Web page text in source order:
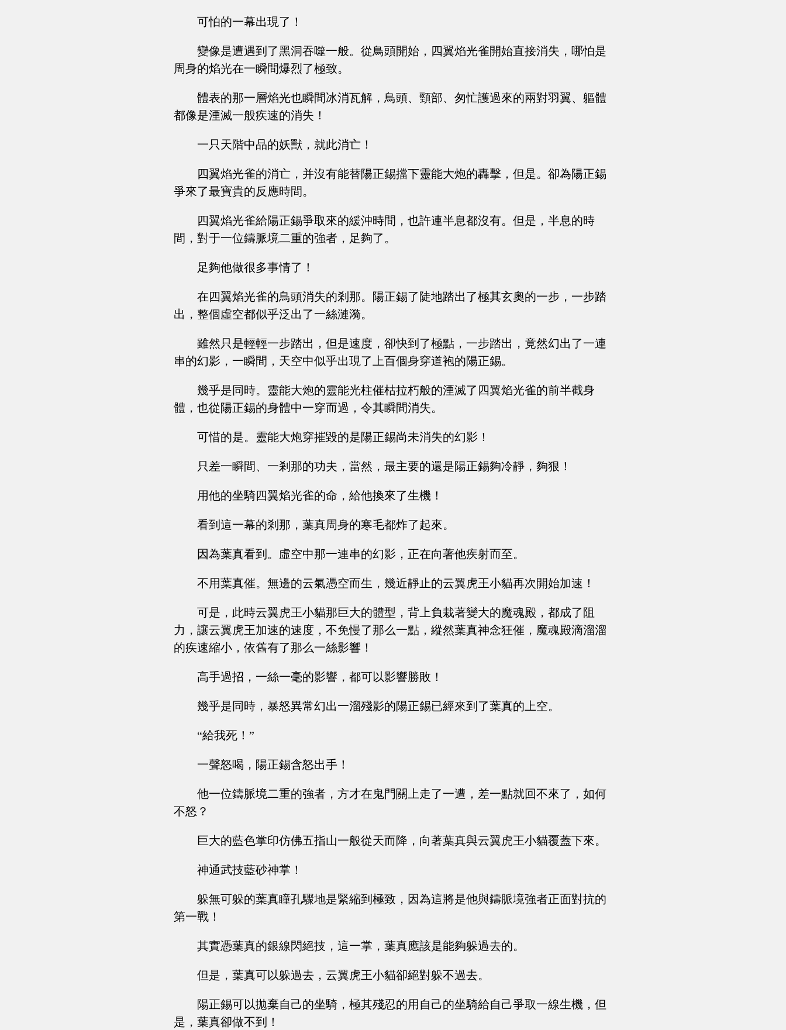
可怕的一幕出現了！
變像是遭遇到了黑洞吞噬一般。從鳥頭開始，四翼焰光雀開始直接消失，哪怕是
周身的焰光在一瞬間爆烈了極致。
體表的那一層焰光也瞬間冰消瓦解，鳥頭、頸部、匆忙護過來的兩對羽翼、軀體
都像是湮滅一般疾速的消失！
一只天階中品的妖獸，就此消亡！
四翼焰光雀的消亡，并沒有能替陽正錫擋下靈能大炮的轟擊，但是。卻為陽正錫
爭來了最寶貴的反應時間。
四翼焰光雀給陽正錫爭取來的緩沖時間，也許連半息都沒有。但是，半息的時
間，對于一位鑄脈境二重的強者，足夠了。
足夠他做很多事情了！
在四翼焰光雀的鳥頭消失的剎那。陽正錫了陡地踏出了極其玄奧的一步，一步踏
出，整個虛空都似乎泛出了一絲漣漪。
雖然只是輕輕一步踏出，但是速度，卻快到了極點，一步踏出，竟然幻出了一連
串的幻影，一瞬間，天空中似乎出現了上百個身穿道袍的陽正錫。
幾乎是同時。靈能大炮的靈能光柱催枯拉朽般的湮滅了四翼焰光雀的前半截身
體，也從陽正錫的身體中一穿而過，令其瞬間消失。
可惜的是。靈能大炮穿摧毀的是陽正錫尚未消失的幻影！
只差一瞬間、一剎那的功夫，當然，最主要的還是陽正錫夠冷靜，夠狠！
用他的坐騎四翼焰光雀的命，給他換來了生機！
看到這一幕的剎那，葉真周身的寒毛都炸了起來。
因為葉真看到。虛空中那一連串的幻影，正在向著他疾射而至。
不用葉真催。無邊的云氣憑空而生，幾近靜止的云翼虎王小貓再次開始加速！
可是，此時云翼虎王小貓那巨大的體型，背上負栽著變大的魔魂殿，都成了阻
力，讓云翼虎王加速的速度，不免慢了那么一點，縱然葉真神念狂催，魔魂殿滴溜溜
的疾速縮小，依舊有了那么一絲影響！
高手過招，一絲一毫的影響，都可以影響勝敗！
幾乎是同時，暴怒異常幻出一溜殘影的陽正錫已經來到了葉真的上空。
“給我死！”
一聲怒喝，陽正錫含怒出手！
他一位鑄脈境二重的強者，方才在鬼門關上走了一遭，差一點就回不來了，如何
不怒？
巨大的藍色掌印仿佛五指山一般從天而降，向著葉真與云翼虎王小貓覆蓋下來。
神通武技藍砂神掌！
躲無可躲的葉真瞳孔驟地是緊縮到極致，因為這將是他與鑄脈境強者正面對抗的
第一戰！
其實憑葉真的銀線閃絕技，這一掌，葉真應該是能夠躲過去的。
但是，葉真可以躲過去，云翼虎王小貓卻絕對躲不過去。
陽正錫可以拋棄自己的坐騎，極其殘忍的用自己的坐騎給自己爭取一線生機，但
是，葉真卻做不到！